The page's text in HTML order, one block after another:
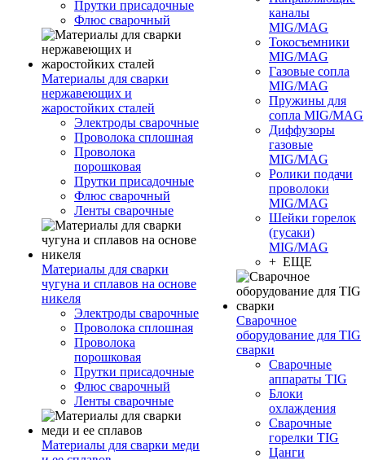
Прутки присадочные
Флюс сварочный
Материалы для сварки
нержавеющих и
жаростойких сталей
Электроды сварочные
Проволока сплошная
Проволока
порошковая
Прутки присадочные
Флюс сварочный
Ленты сварочные
Материалы для сварки
чугуна и сплавов на основе
никеля
Электроды сварочные
Проволока сплошная
Проволока
порошковая
Прутки присадочные
Флюс сварочный
Ленты сварочные
Материалы для сварки меди
каналы
MIG/MAG
Токосъемники
MIG/MAG
Газовые сопла
MIG/MAG
Пружины для
сопла MIG/MAG
Диффузоры
газовые
MIG/MAG
Ролики подачи
проволоки
MIG/MAG
Шейки горелок
(гусаки)
MIG/MAG
+ ЕЩЕ
Сварочное
оборудование для TIG
сварки
Сварочные
аппараты TIG
Блоки
охлаждения
Сварочные
горелки TIG
Цанги